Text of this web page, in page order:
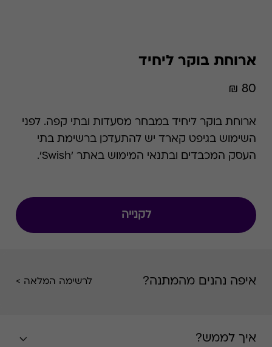
ארוחת בוקר ליחיד
80 ₪
ארוחת בוקר ליחיד במבחר מסעדות ובתי קפה. לפני
השימוש בגיפט קארד יש להתעדכן ברשימת בתי
העסק המכבדים ובתנאי המימוש באתר 'Swish'.
לקנייה
איפה נהנים מהמתנה? לרשימה המלאה >
איך לממש?